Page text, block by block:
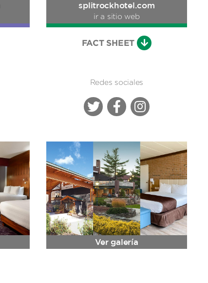
splitrockhotel.com
ir a sitio web
FACT SHEET
Redes sociales
Ver galería